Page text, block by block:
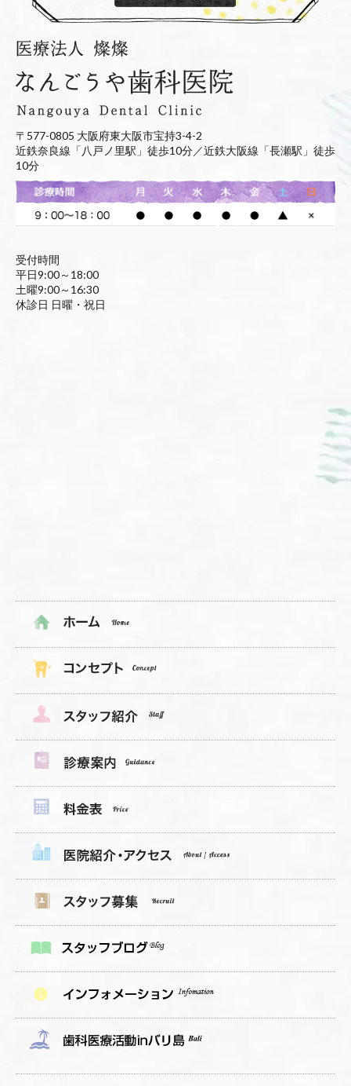
〒577-0805 大阪府東大阪市宝持3-4-2
近鉄奈良線「八戸ノ里駅」徒歩10分／近鉄大阪線「長瀬駅」徒歩
10分
受付時間
平日9:00～18:00
土曜9:00～16:30
休診日 日曜・祝日